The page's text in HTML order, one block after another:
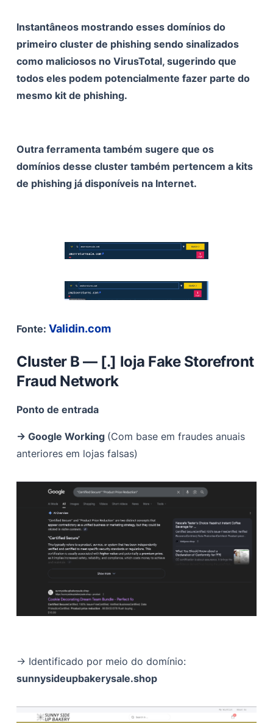
Instantâneos mostrando esses domínios do
primeiro cluster de phishing sendo sinalizados
como maliciosos no VirusTotal, sugerindo que
todos eles podem potencialmente fazer parte do
mesmo kit de phishing.
Outra ferramenta também sugere que os
domínios desse cluster também pertencem a kits
de phishing já disponíveis na Internet.
Fonte:Validin.com
Cluster B — [.] loja Fake Storefront
Fraud Network
Ponto de entrada
→ Google Working (Com base em fraudes anuais
anteriores em lojas falsas)
→ Identificado por meio do domínio:
sunnysideupbakerysale.shop